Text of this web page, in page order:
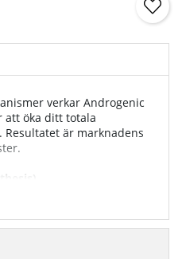
verkar Androgenic
att öka ditt totala
är marknadens
(steroidogenic acute
faktorn för hur mycket
I en studie fick 23
under 12dgr. Vid dag 12